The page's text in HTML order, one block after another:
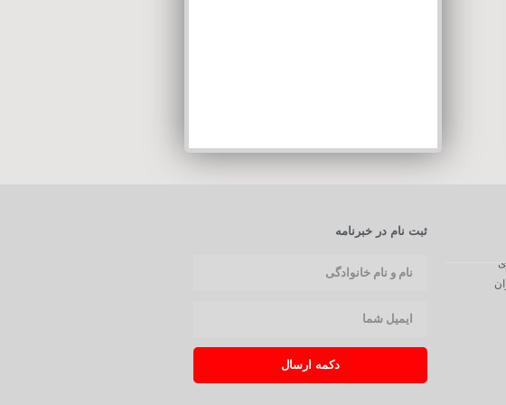
ثبت نام در خبرنامه
دکمه ارسال